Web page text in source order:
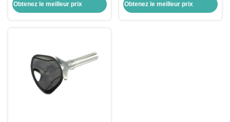
arley moto
Obtenez le meilleur prix
Davidson Keyblade Droite Slots
côte double
Obtenez le meilleur prix